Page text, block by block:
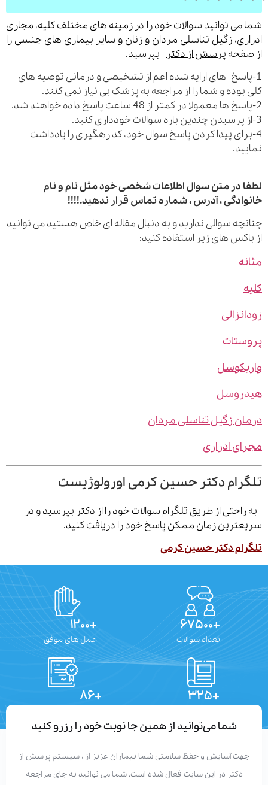
توانید سوالات خود را در زمینه های مختلف کلیه، مجاری
زگیل تناسلی مردان و زنان و سایر بیماری های جنسی را
پرسش از دکتربپرسید.
های ارایه شده اعم از تشخیصی و درمانی توصیه های
و شما را از مراجعه به پزشک بی نیاز نمی کنند.
پیدا کردن پاسخ سوال خود، کد رهگیری را یادداشت
در متن سوال اطلاعات شخصی خود مثل نام و نام
، آدرس ، شماره تماس قرار ندهید.!!!!
سوالی ندارید و به دنبال مقاله ای خاص هستید می توانید
های زیر استفاده کنید:
زگیل تناسلی مردان
ادراری
دکتر حسین کرمی اورولوژیست
از طریق تلگرام سوالات خود را از دکتر بپرسید و در
زمان ممکن پاسخ خود را دریافت کنید.
دکتر حسین کرمی
تعداد سوالات عمل های موفق
شما می‌توانید از همین جا نوبت خود را رزرو کنید
آسایش و حفظ سلامتی شما بیماران عزیز از ، سیستم پرسش از
دکتر در این سایت فعال شده است. شما می توانید به جای مراجعه